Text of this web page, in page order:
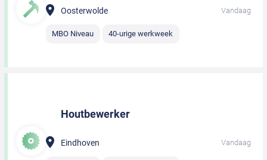
Oosterwolde Vandaag
MBO Niveau 40-urige werkweek
Houtbewerker
Eindhoven Vandaag